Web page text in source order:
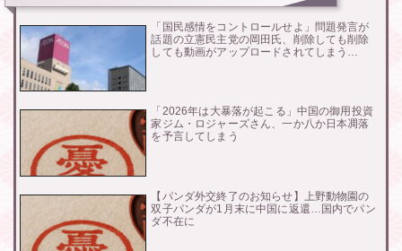
「国民感情をコントロールせよ」問題発言が
話題の立憲民主党の岡田氏、削除しても削除
しても動画がアップロードされてしまう…
「2026年は大暴落が起こる」中国の御用投資
家ジム・ロジャーズさん、一か八か日本凋落
を予言してしまう
【パンダ外交終了のお知らせ】上野動物園の
双子パンダが1月末に中国に返還…国内でパン
ダ不在に